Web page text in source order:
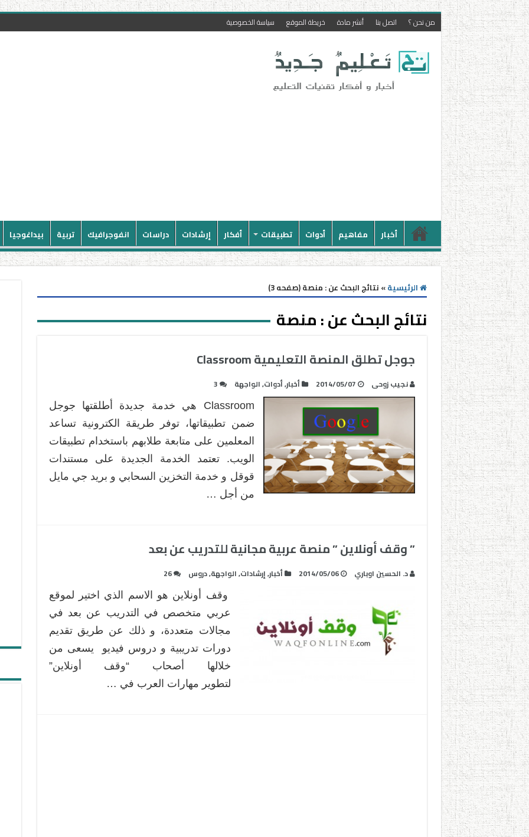
من نحن ؟ اتصل بنا أنشر مادة خريطة الموقع سياسة الخصوصية
أخبار مفاهيم أدوات تطبيقات أفكار إرشادات دراسات انفوجرافيك تربية بيداغوجيا
الرئيسية» نتائج البحث عن : منصة (صفحه 3)
نتائج البحث عن :منصة
جوجل تطلق المنصة التعليمية Classroom
نجيب زوحى 2014/05/07 أخبار,أدوات,الواجهة 3
Classroom هي خدمة جديدة أطلقتها جوجل
ضمن تطبيقاتها، توفر طريقة الكترونية تساعد
المعلمين على متابعة طلابهم باستخدام تطبيقات
الويب. تعتمد الخدمة الجديدة على مستندات
قوقل و خدمة التخزين السحابي و بريد جي مايل
من أجل …
” وقف أونلاين ” منصة عربية مجانية للتدريب عن بعد
د. الحسين اوباري 2014/05/06 أخبار,إرشادات,الواجهة,دروس 26
وقف أونلاين هو الاسم الذي اختير لموقع
عربي متخصص في التدريب عن بعد في
مجالات متعددة، و ذلك عن طريق تقديم
دورات تدريبية و دروس فيديو يسعى من
خلالها أصحاب “وقف أونلاين”
لتطوير مهارات العرب في …